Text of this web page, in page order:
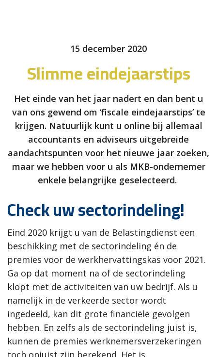
15 december 2020
Slimme eindejaarstips
Het einde van het jaar nadert en dan bent u
van ons gewend om ‘fiscale eindejaarstips’ te
krijgen. Natuurlijk kunt u online bij allemaal
accountants en adviseurs uitgebreide
aandachtspunten voor het nieuwe jaar zoeken,
maar we hebben voor u als MKB-ondernemer
enkele belangrijke geselecteerd.
Check uw sectorindeling!
Eind 2020 krijgt u van de Belastingdienst een
beschikking met de sectorindeling én de
premies voor de werkhervattingskas voor 2021.
Ga op dat moment na of de sectorindeling
klopt met de activiteiten van uw bedrijf. Als u
namelijk in de verkeerde sector wordt
ingedeeld, kan dit grote financiële gevolgen
hebben. En zelfs als de sectorindeling juist is,
kunnen de premies werknemersverzekeringen